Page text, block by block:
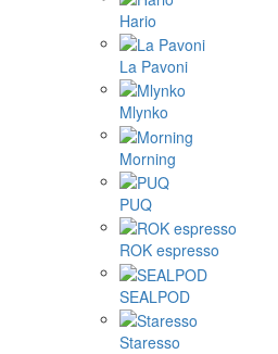
Hario
La Pavoni
Mlynko
Morning
PUQ
ROK espresso
SEALPOD
Staresso